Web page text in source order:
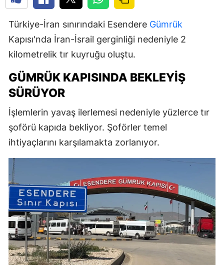
Türkiye-İran sınırındaki Esendere Gümrük
Kapısı'nda İran-İsrail gerginliği nedeniyle 2
kilometrelik tır kuyruğu oluştu.
GÜMRÜK KAPISINDA BEKLEYIŞ
SÜRÜYOR
İşlemlerin yavaş ilerlemesi nedeniyle yüzlerce tır
şoförü kapıda bekliyor. Şoförler temel
ihtiyaçlarını karşılamakta zorlanıyor.